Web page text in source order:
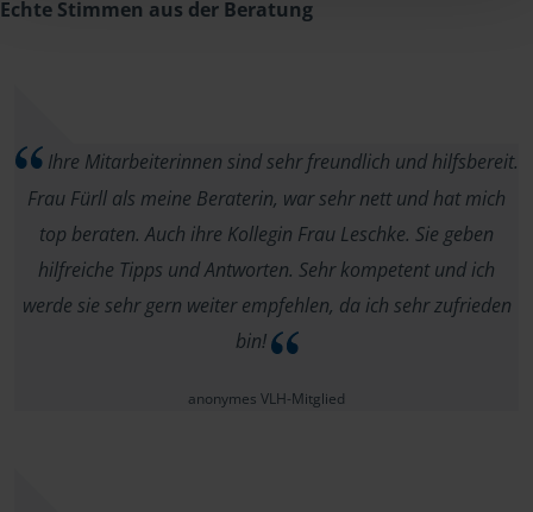
Echte Stimmen aus der Beratung
Ihre Mitarbeiterinnen sind sehr freundlich und hilfsbereit.
Frau Fürll als meine Beraterin, war sehr nett und hat mich
top beraten. Auch ihre Kollegin Frau Leschke. Sie geben
hilfreiche Tipps und Antworten. Sehr kompetent und ich
werde sie sehr gern weiter empfehlen, da ich sehr zufrieden
bin!
anonymes VLH-Mitglied